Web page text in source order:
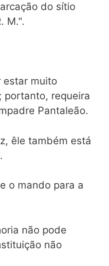
do sítio
M.".
muito
portanto, requeira
Pantaleão.
êle também está
o mando para a
não pode
não